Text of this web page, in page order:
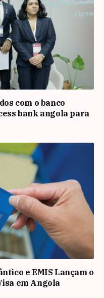
com o banco
bank angola para
e EMIS Lançam o
em Angola